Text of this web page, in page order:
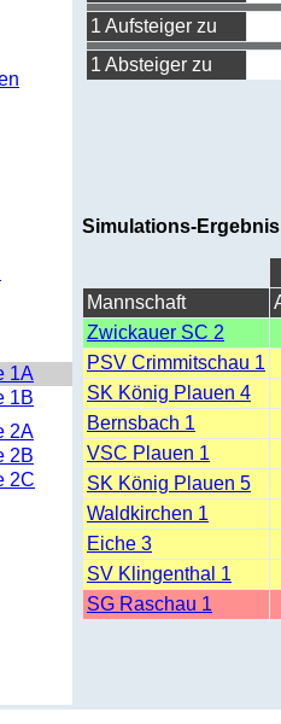
1A
1B
2A
2B
2C
1 Aufsteiger zu
1 Absteiger zu
Simulations-
Mannschaft
Zwickauer SC 2
PSV Crimmitschau 1
SK König Plauen 4
Bernsbach 1
VSC Plauen 1
SK König Plauen 5
Waldkirchen 1
Eiche 3
SV Klingenthal 1
SG Raschau 1